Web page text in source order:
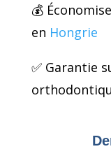
💰
en Hongrie
✅ Garantie